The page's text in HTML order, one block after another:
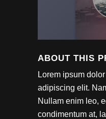
ABOUT THIS
Lorem ipsum
adipiscing elit.
Nullam enim leo,
condimentum at,